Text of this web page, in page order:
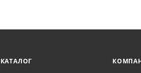
КАТАЛОГ